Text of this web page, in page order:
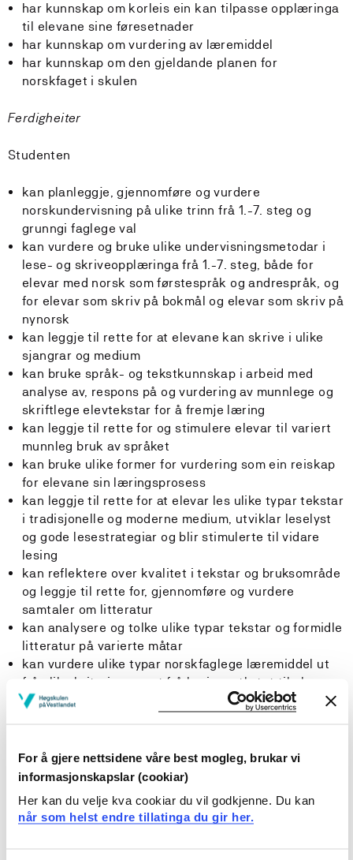
For å gjere nettsidene våre best mogleg, brukar vi
informasjonskapslar (cookiar)
Her kan du velje kva cookiar du vil godkjenne. Du kan
når som helst endre tillatinga du gir her.
har kunnskap om korleis ein kan tilpasse opplæringa
til elevane sine føresetnader
har kunnskap om vurdering av læremiddel
har kunnskap om den gjeldande planen for
norskfaget i skulen
Ferdigheiter
Studenten
kan planleggje, gjennomføre og vurdere
norskundervisning på ulike trinn frå 1.-7. steg og
grunngi faglege val
kan vurdere og bruke ulike undervisningsmetodar i
lese- og skriveopplæringa frå 1.-7. steg, både for
elevar med norsk som førstespråk og andrespråk, og
for elevar som skriv på bokmål og elevar som skriv på
nynorsk
kan leggje til rette for at elevane kan skrive i ulike
sjangrar og medium
kan bruke språk- og tekstkunnskap i arbeid med
analyse av, respons på og vurdering av munnlege og
skriftlege elevtekstar for å fremje læring
kan leggje til rette for og stimulere elevar til variert
munnleg bruk av språket
kan bruke ulike former for vurdering som ein reiskap
for elevane sin læringsprosess
kan leggje til rette for at elevar les ulike typar tekstar
i tradisjonelle og moderne medium, utviklar leselyst
og gode lesestrategiar og blir stimulerte til vidare
lesing
kan reflektere over kvalitet i tekstar og bruksområde
og leggje til rette for, gjennomføre og vurdere
samtaler om litteratur
kan analysere og tolke ulike typar tekstar og formidle
litteratur på varierte måtar
kan vurdere ulike typar norskfaglege læremiddel ut
frå ulike kriterium og ut frå læringsutbytet til elevane
kan ta i bruk ulike digitale verktøy i norskopplæringa
Generell kompetanse
Studenten
kan vurdere eigen praksis med gjeldande læreplanar,